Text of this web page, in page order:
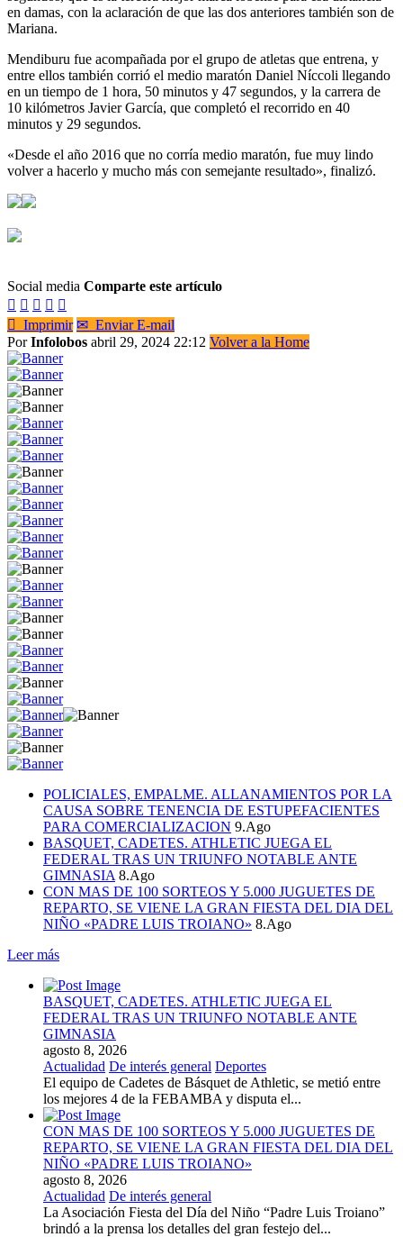
en damas, con la aclaración de que las dos anteriores también son de
Mariana.
Mendiburu fue acompañada por el grupo de atletas que entrena, y
entre ellos también corrió el medio maratón Daniel Níccoli llegando
en un tiempo de 1 hora, 50 minutos y 47 segundos, y la carrera de
10 kilómetros Javier García, que completó el recorrido en 40
minutos y 29 segundos.
«Desde el año 2016 que no corría medio maratón, fue muy lindo
volver a hacerlo y mucho más con semejante resultado», finalizó.
Social media Comparte este artículo
    
 Imprimir ✉ Enviar E-mail
PorInfolobos abril 29, 2024 22:12 Volver a la Home
POLICIALES, EMPALME. ALLANAMIENTOS POR LA
CAUSA SOBRE TENENCIA DE ESTUPEFACIENTES
PARA COMERCIALIZACION 9.Ago
BASQUET, CADETES. ATHLETIC JUEGA EL
FEDERAL TRAS UN TRIUNFO NOTABLE ANTE
GIMNASIA 8.Ago
CON MAS DE 100 SORTEOS Y 5.000 JUGUETES DE
REPARTO, SE VIENE LA GRAN FIESTA DEL DIA DEL
NIÑO «PADRE LUIS TROIANO» 8.Ago
Leer más
BASQUET, CADETES. ATHLETIC JUEGA EL
FEDERAL TRAS UN TRIUNFO NOTABLE ANTE
GIMNASIA
agosto 8, 2026
Actualidad De interés general Deportes
El equipo de Cadetes de Básquet de Athletic, se metió entre
los mejores 4 de la FEBAMBA y disputa el...
CON MAS DE 100 SORTEOS Y 5.000 JUGUETES DE
REPARTO, SE VIENE LA GRAN FIESTA DEL DIA DEL
NIÑO «PADRE LUIS TROIANO»
agosto 8, 2026
Actualidad De interés general
La Asociación Fiesta del Día del Niño “Padre Luis Troiano”
brindó a la prensa los detalles del gran festejo del...